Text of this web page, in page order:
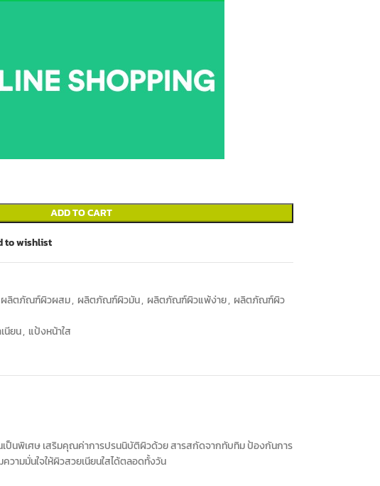
ADD TO CART
to wishlist
ผลิตภัณฑ์ผิวผสม, ผลิตภัณฑ์ผิวมัน, ผลิตภัณฑ์ผิวแพ้ง่าย, ผลิตภัณฑ์ผิว
นียน, แป้งหน้าใส
เป็นพิเศษ เสริมคุณค่าการปรนนิบัติผิวด้วย สารสกัดจากทับทิม ป้องกันการ
วามมั่นใจให้ผิวสวยเนียนใสได้ตลอดทั้งวัน